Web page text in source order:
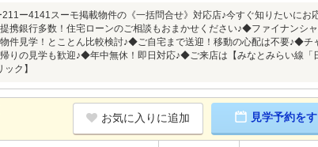
211ー4141スーモ掲載物件の《一括問合せ》対応店♪今すぐ知りたいに
携銀行多数！住宅ローンのご相談もおまかせください♪◆ファイナンシ
件見学！とことん比較検討♪◆ご自宅まで送迎！移動の心配は不要♪◆チ
りの見学も歓迎♪◆年中無休！即日対応♪◆ご来店は【みなとみらい線
ク】
お気に入りに追加 見学予約を